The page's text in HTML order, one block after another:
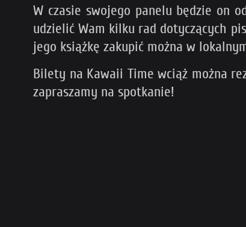
W czasie swojego panelu będzie on
udzielić Wam kilku rad dotyczących
jego książkę zakupić można w
Bilety na Kawaii Time wciąż można
zapraszamy na spotkanie!